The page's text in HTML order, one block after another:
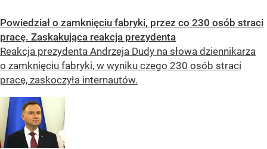
Powiedział o zamknięciu fabryki, przez co 230 osób straci
pracę. Zaskakująca reakcja prezydenta
Reakcja prezydenta Andrzeja Dudy na słowa dziennikarza
o zamknięciu fabryki, w wyniku czego 230 osób straci
pracę, zaskoczyła internautów.